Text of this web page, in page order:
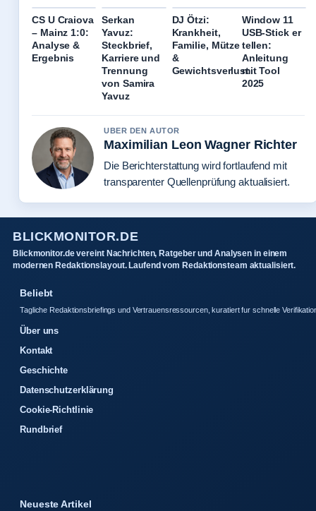
CS U Craiova
– Mainz 1:0:
Analyse &
Ergebnis
Serkan
Yavuz:
Steckbrief,
Karriere und
Trennung
von Samira
Yavuz
DJ Ötzi:
Krankheit,
Familie, Mütze
&
Gewichtsverlust
Window 11
USB-Stick er
tellen:
Anleitung
mit Tool
2025
UBER DEN AUTOR
Maximilian Leon Wagner Richter
Die Berichterstattung wird fortlaufend mit
transparenter Quellenprüfung aktualisiert.
BLICKMONITOR.DE
Blickmonitor.de vereint Nachrichten, Ratgeber und Analysen in einem
modernen Redaktionslayout. Laufend vom Redaktionsteam aktualisiert.
Beliebt
Tagliche Redaktionsbriefings und Vertrauensressourcen, kuratiert fur schnelle
Über uns
Kontakt
Geschichte
Datenschutzerklärung
Cookie-Richtlinie
Rundbrief
Neueste Artikel